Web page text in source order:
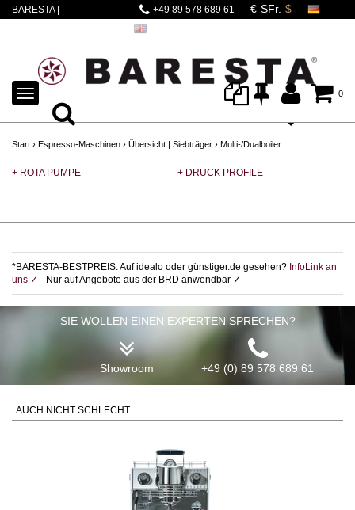
BARESTA |
+49 89 578 689 61
0
TOGGLE
NAVIGATION
Start › Espresso-Maschinen › Übersicht | Siebträger › Multi-/Dualboiler
+ ROTA PUMPE + DRUCK PROFILE
*BARESTA-BESTPREIS. Auf idealo oder günstiger.de gesehen? InfoLink an
uns ✓ - Nur auf Angebote aus der BRD anwendbar ✓
SIE WOLLEN EINEN EXPERTEN SPRECHEN?
Showroom +49 (0) 89 578 689 61
AUCH NICHT SCHLECHT